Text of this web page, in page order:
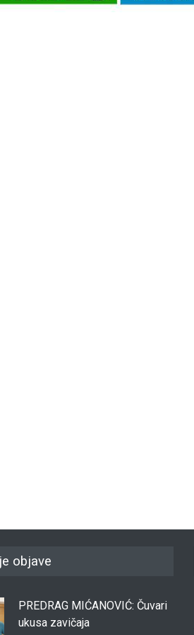
objave
PREDRAG MIĆANOVIĆ: Čuvari
ukusa zavičaja